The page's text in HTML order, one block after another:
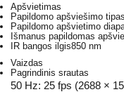
Apšvietimas
Papildomo apšviešimo tipas
Papildomo apšvietimo
Išmanus papildomas
IR bangos ilgis850 nm
Vaizdas
Pagrindinis srautas
50 Hz: 25 fps (2688 ×